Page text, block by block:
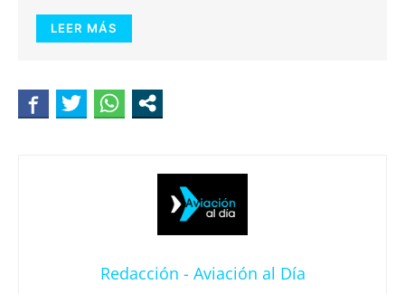
LEER MÁS
Redacción - Aviación al Día